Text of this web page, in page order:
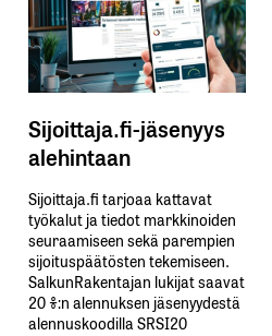
Sijoittaja.fi-jäsenyys
alehintaan
Sijoittaja.fi tarjoaa kattavat
työkalut ja tiedot markkinoiden
seuraamiseen sekä parempien
sijoituspäätösten tekemiseen.
SalkunRakentajan lukijat saavat
20 %:n alennuksen jäsenyydestä
alennuskoodilla SRSI20